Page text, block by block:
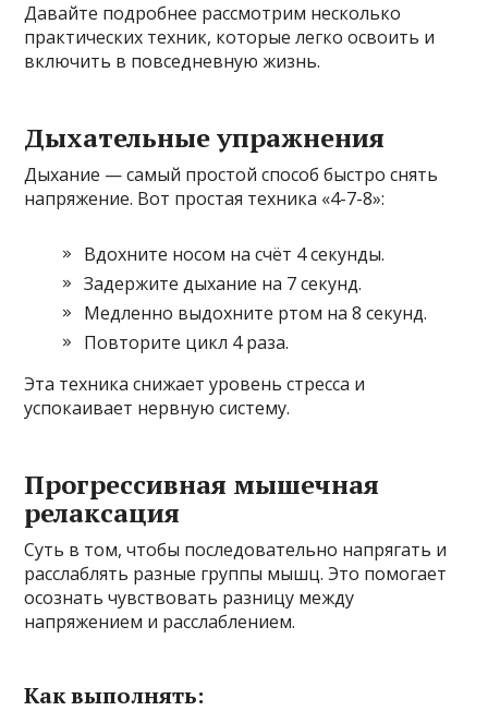
Давайте подробнее рассмотрим несколько
практических техник, которые легко освоить и
включить в повседневную жизнь.
Дыхательные упражнения
Дыхание — самый простой способ быстро снять
напряжение. Вот простая техника «4-7-8»:
Вдохните носом на счёт 4 секунды.
Задержите дыхание на 7 секунд.
Медленно выдохните ртом на 8 секунд.
Повторите цикл 4 раза.
Эта техника снижает уровень стресса и
успокаивает нервную систему.
Прогрессивная мышечная
релаксация
Суть в том, чтобы последовательно напрягать и
расслаблять разные группы мышц. Это помогает
осознать чувствовать разницу между
напряжением и расслаблением.
Как выполнять: